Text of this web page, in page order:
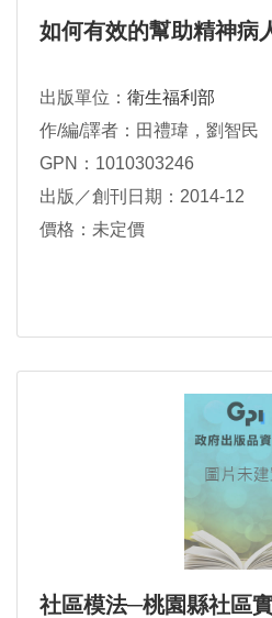
如何有效的幫助精神病
出版單位： 衛生福利部
作/編/譯者：田禮瑋，劉智民
GPN：1010303246
出版／創刊日期：2014-12
價格：未定價
社區模法─桃園縣社區